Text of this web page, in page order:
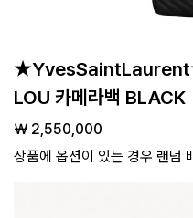
★YvesSaintLaurent★
LOU 카메라백 BLACK
￦ 2,550,000
상품에 옵션이 있는 경우 랜덤